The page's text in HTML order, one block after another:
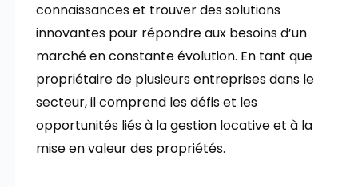
connaissances et trouver des solutions
innovantes pour répondre aux besoins d’un
marché en constante évolution. En tant que
propriétaire de plusieurs entreprises dans le
secteur, il comprend les défis et les
opportunités liés à la gestion locative et à la
mise en valeur des propriétés.